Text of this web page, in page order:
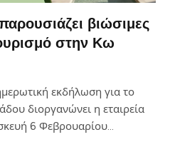
βιώσιμες
στην Κω
εκδήλωση για το
διοργανώνει η εταιρεία
6 Φεβρουαρίου…